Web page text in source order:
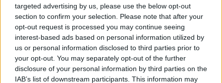
targeted advertising by us, please use the below opt-out
section to confirm your selection. Please note that after your
opt-out request is processed you may continue seeing
interest-based ads based on personal information utilized by
us or personal information disclosed to third parties prior to
your opt-out. You may separately opt-out of the further
disclosure of your personal information by third parties on the
IAB’s list of downstream participants. This information may
Domenica
Colazione: 1 tazza (90 grammi) di farina
d’avena con 1 tazza (240 ml) di latte
scremato, 1/2 tazza (75 grammi) di mirtilli e
1/2 tazza (120 ml) di succo d’arancia fresco.